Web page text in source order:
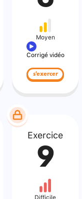
Moyen
Corrigé vidéo
s'exercer
Exercice
9